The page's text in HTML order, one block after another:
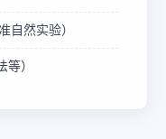
自然实验）
）